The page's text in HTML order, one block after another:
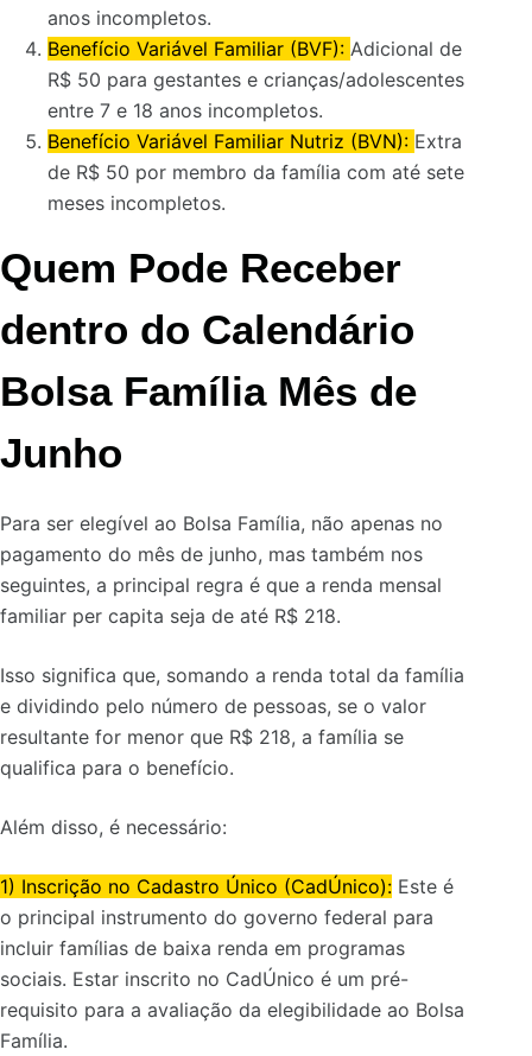
anos incompletos.
Benefício Variável Familiar (BVF): Adicional de
R$ 50 para gestantes e crianças/adolescentes
entre 7 e 18 anos incompletos.
Benefício Variável Familiar Nutriz (BVN): Extra
de R$ 50 por membro da família com até sete
meses incompletos.
Quem Pode Receber
dentro do Calendário
Bolsa Família Mês de
Junho
Para ser elegível ao Bolsa Família, não apenas no
pagamento do mês de junho, mas também nos
seguintes, a principal regra é que a renda mensal
familiar per capita seja de até R$ 218.
Isso significa que, somando a renda total da família
e dividindo pelo número de pessoas, se o valor
resultante for menor que R$ 218, a família se
qualifica para o benefício.
Além disso, é necessário:
1) Inscrição no Cadastro Único (CadÚnico): Este é
o principal instrumento do governo federal para
incluir famílias de baixa renda em programas
sociais. Estar inscrito no CadÚnico é um pré-
requisito para a avaliação da elegibilidade ao Bolsa
Família.